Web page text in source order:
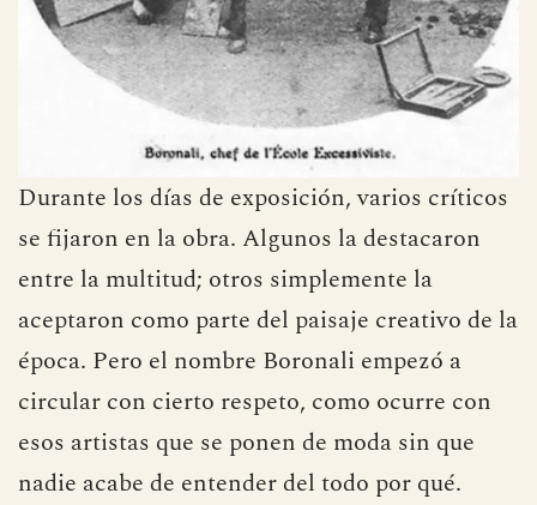
Durante los días de exposición, varios críticos
se fijaron en la obra. Algunos la destacaron
entre la multitud; otros simplemente la
aceptaron como parte del paisaje creativo de la
época. Pero el nombre Boronali empezó a
circular con cierto respeto, como ocurre con